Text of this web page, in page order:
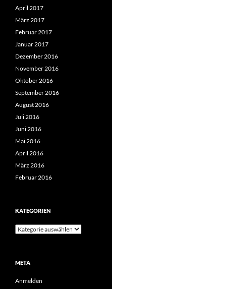
April 2017
März 2017
Februar 2017
Januar 2017
Dezember 2016
November 2016
Oktober 2016
September 2016
August 2016
Juli 2016
Juni 2016
Mai 2016
April 2016
März 2016
Februar 2016
KATEGORIEN
Kategorien
META
Anmelden